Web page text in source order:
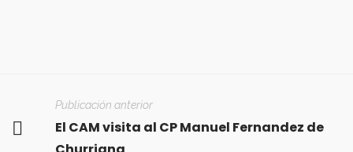
Publicación anterior
El CAM visita al CP Manuel Fernandez de